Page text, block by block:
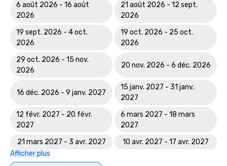
6 août 2026 - 16 août
2026
21 août 2026 - 12 sept.
2026
19 sept. 2026 - 4 oct.
2026
19 oct. 2026 - 25 oct.
2026
29 oct. 2026 - 15 nov.
2026
20 nov. 2026 - 6 déc. 2026
16 déc. 2026 - 9 janv. 2027
15 janv. 2027 - 31 janv.
2027
12 févr. 2027 - 20 févr.
2027
6 mars 2027 - 18 mars
2027
21 mars 2027 - 3 avr. 2027
10 avr. 2027 - 17 avr. 2027
Afficher plus